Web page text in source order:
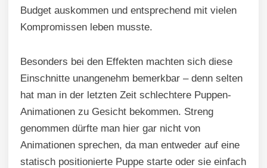
Budget auskommen und entsprechend mit vielen
Kompromissen leben musste.
Besonders bei den Effekten machten sich diese
Einschnitte unangenehm bemerkbar – denn selten
hat man in der letzten Zeit schlechtere Puppen-
Animationen zu Gesicht bekommen. Streng
genommen dürfte man hier gar nicht von
Animationen sprechen, da man entweder auf eine
statisch positionierte Puppe starte oder sie einfach